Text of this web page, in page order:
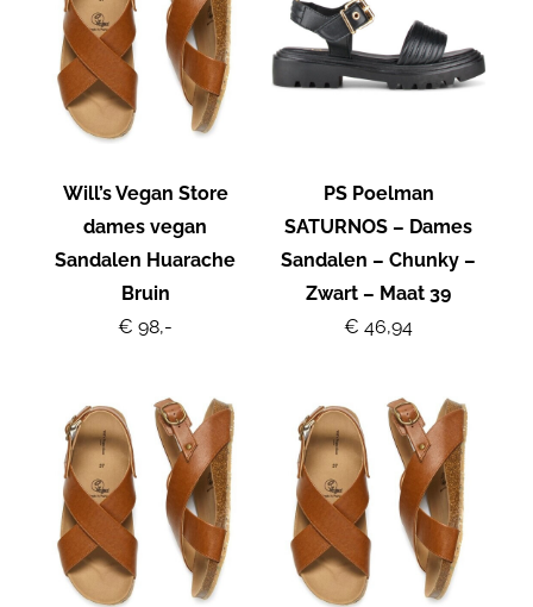
Will’s Vegan Store
dames vegan
Sandalen Huarache
Bruin
€ 98,-
PS Poelman
SATURNOS – Dames
Sandalen – Chunky –
Zwart – Maat 39
€ 46,94